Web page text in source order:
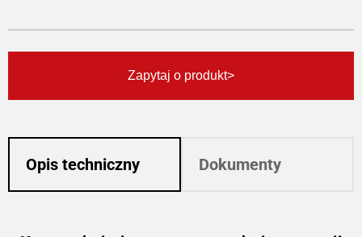
Zapytaj o produkt
Opis techniczny Dokumenty